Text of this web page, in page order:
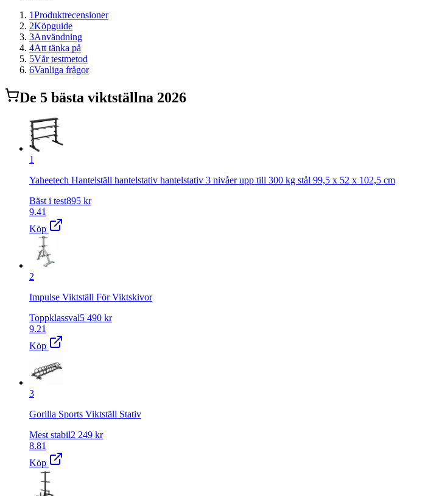
1Produktrecensioner
2Köpguide
3Användning
4Att tänka på
5Vår testmetod
6Vanliga frågor
De 5 bästa viktställna 2026
1
Yaheetech Hantelställ hantelstativ hantelstativ 3 nivåer upp till 300 kg stål 99,5 x 52 x 102,5 cm
Bäst i test895 kr
9.41
Köp
2
Impulse Viktställ För Viktskivor
Toppklassval5 490 kr
9.21
Köp
3
Gorilla Sports Viktställ Stativ
Mest stabil2 249 kr
8.81
Köp